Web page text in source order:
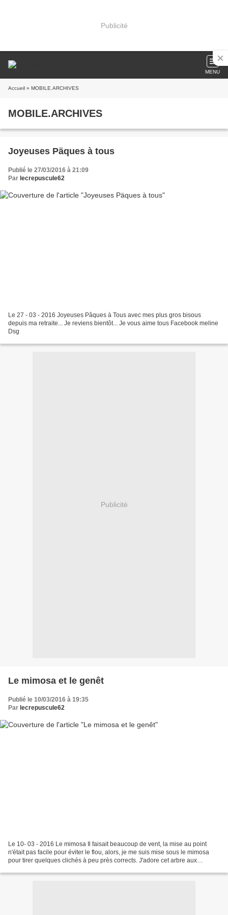
Publicité
MENU
Accueil » MOBILE.ARCHIVES
MOBILE.ARCHIVES
Joyeuses Päques à tous
Publié le 27/03/2016 à 21:09
Par lecrepuscule62
Le 27 - 03 - 2016 Joyeuses Pâques à Tous avec mes plus gros bisous
depuis ma retraite... Je reviens bientôt... Je vous aime tous Facebook meline
Dsg
Publicité
Le mimosa et le genêt
Publié le 10/03/2016 à 19:35
Par lecrepuscule62
Le 10- 03 - 2016 Le mimosa Il faisait beaucoup de vent, la mise au point
n'était pas facile pour éviter le flou, alors, je me suis mise sous le mimosa
pour tirer quelques clichés à peu près corrects. J'adore cet arbre aux